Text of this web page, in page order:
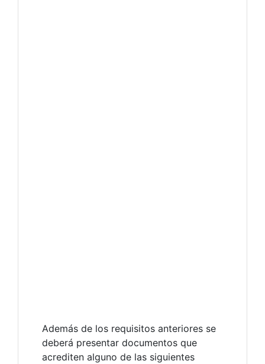
Además de los requisitos anteriores se
deberá presentar documentos que
acrediten alguno de las siguientes